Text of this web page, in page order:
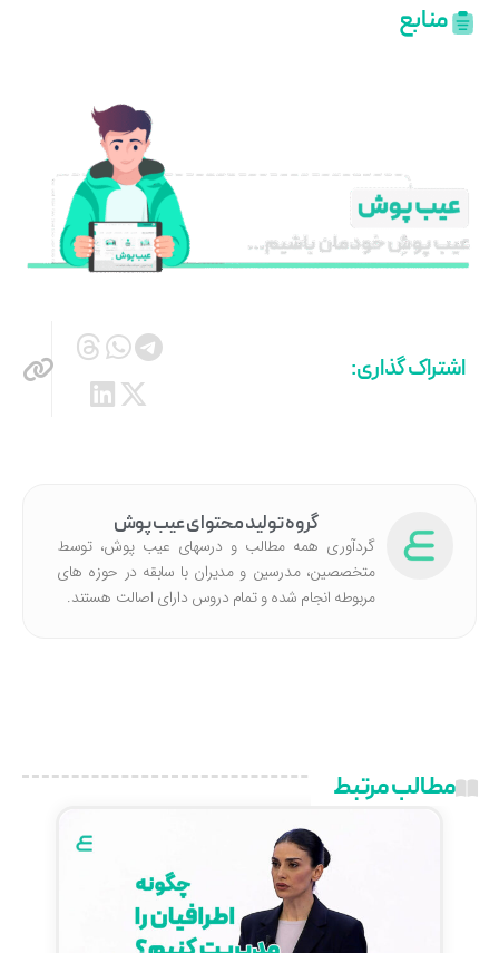
منابع
اشتراک گذاری:
گروه تولید محتوای عیب پوش
گردآوری همه مطالب و درسهای عیب پوش، توسط
متخصصین، مدرسین و مدیران با سابقه در حوزه های
مربوطه انجام شده‌ و تمام دروس دارای اصالت هستند.
مطالب مرتبط